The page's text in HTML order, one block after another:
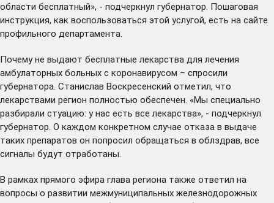
области бесплатный», - подчеркнул губернатор. Пошаговая
инструкция, как воспользоваться этой услугой, есть на сайте
профильного департамента.
Почему не выдают бесплатные лекарства для лечения
амбулаторных больных с коронавирусом – спросили
губернатора. Станислав Воскресенский отметил, что
лекарствами регион полностью обеспечен. «Мы специально
разбирали стуацию: у нас есть все лекарства», - подчеркнул
губернатор. О каждом конкретном случае отказа в выдаче
таких препаратов он попросил обращаться в облздрав, все
сигналы будут отработаны.
В рамках прямого эфира глава региона также ответил на
вопросы о развитии межмуниципальных железнодорожных